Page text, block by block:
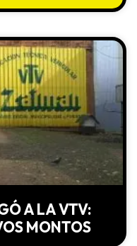
A LA VTV:
MONTOS